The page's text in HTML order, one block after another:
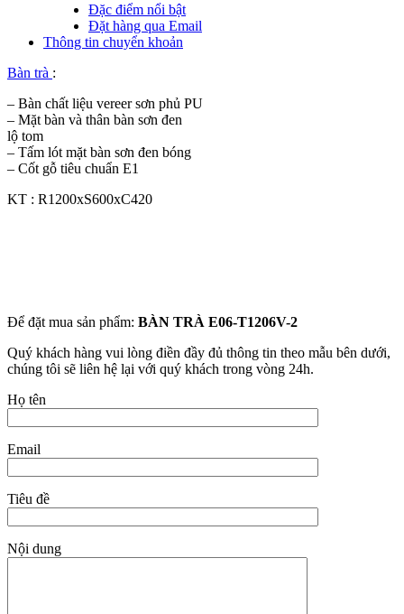
Đặc điểm nổi bật
Đặt hàng qua Email
Thông tin chuyển khoản
Bàn trà :
– Bàn chất liệu vereer sơn phủ PU
– Mặt bàn và thân bàn sơn đen
lộ tom
– Tấm lót mặt bàn sơn đen bóng
– Cốt gỗ tiêu chuẩn E1
KT : R1200xS600xC420
Để đặt mua sản phẩm: BÀN TRÀ E06-T1206V-2
Quý khách hàng vui lòng điền đầy đủ thông tin theo mẫu bên dưới,
chúng tôi sẽ liên hệ lại với quý khách trong vòng 24h.
Họ tên
Email
Tiêu đề
Nội dung